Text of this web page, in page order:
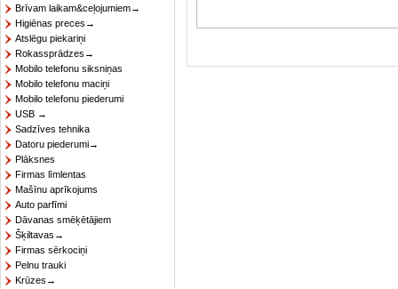
Brīvam laikam&ceļojumiem→
Higiēnas preces→
Atslēgu piekariņi
Rokassprādzes→
Mobilo telefonu siksniņas
Mobilo telefonu maciņi
Mobilo telefonu piederumi
USB →
Sadzīves tehnika
Datoru piederumi→
Plāksnes
Firmas līmlentas
Mašīnu aprīkojums
Auto parfīmi
Dāvanas smēķētājiem
Šķiltavas→
Firmas sērkociņi
Pelnu trauki
Krūzes→